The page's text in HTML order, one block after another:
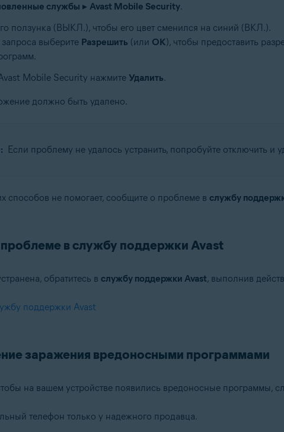
службы ▸ Avast Mobile Security.
ползунка (ВЫКЛ.), чтобы его цвет сменился на синий (ВКЛ.).
выберите Разрешить (или OK), чтобы предоставить
Mobile Security нажмите Удалить.
должно быть удалено.
Если проблему не удалось устранить, попробуйте отключить и
способов не помогает, сообщите о проблеме в службу
в службу поддержки Avast
обратитесь в службу поддержки Avast, выполнив
поддержки Avast
заражения вредоносными программами
на вашем устройстве появились вредоносные программы,
телефон только у надежного продавца.